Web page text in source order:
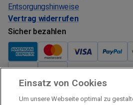
Entsorgungshinweise
Vertrag widerrufen
Sicher bezahlen
Verkauf und Versand
Einsatz von Cookies
Um unsere Webseite optimal zu